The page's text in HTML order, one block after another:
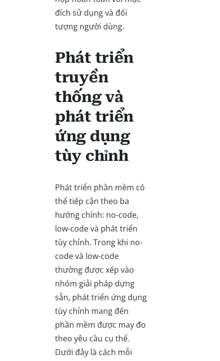
đích sử dụng và đối
tượng người dùng.
Phát triển
truyền
thống và
phát triển
ứng dụng
tùy chỉnh
Phát triển phần mềm có
thể tiếp cận theo ba
hướng chính: no-code,
low-code và phát triển
tùy chỉnh. Trong khi no-
code và low-code
thường được xếp vào
nhóm giải pháp dựng
sẵn, phát triển ứng dụng
tùy chỉnh mang đến
phần mềm được may đo
theo yêu cầu cụ thể.
Dưới đây là cách mỗi